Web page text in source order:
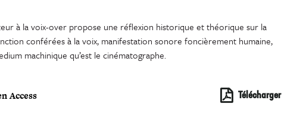
à la voix-over propose une réflexion historique et théorique sur la
conférées à la voix, manifestation sonore foncièrement humaine,
machinique qu’est le cinématographe.
Access Télécharger